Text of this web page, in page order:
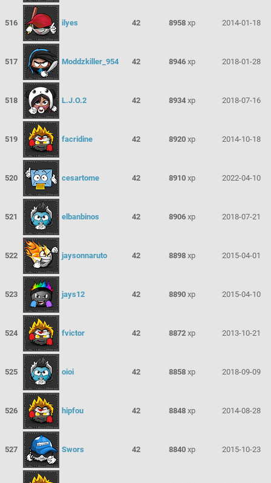
516 ilyes 42 8958xp 2014-01-18
517 Moddzkiller_954 42 8946xp 2018-01-28
518 L.J.O.2 42 8934xp 2018-07-16
519 facridine 42 8920xp 2014-10-18
520 cesartome 42 8910xp 2022-04-10
521 elbanbinos 42 8906xp 2018-07-21
522 jaysonnaruto 42 8898xp 2015-04-01
523 jays12 42 8890xp 2015-04-10
524 fvictor 42 8872xp 2013-10-21
525 oioi 42 8858xp 2018-09-09
526 hipfou 42 8848xp 2014-08-28
527 Swors 42 8840xp 2015-10-23